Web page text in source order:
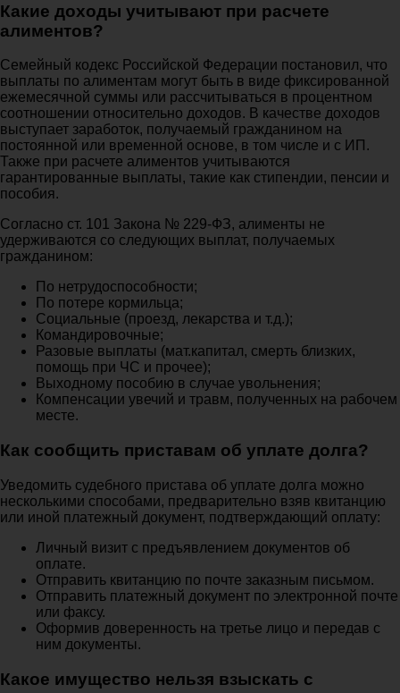
Какие доходы учитывают при расчете
алиментов?
Семейный кодекс Российской Федерации постановил, что
выплаты по алиментам могут быть в виде фиксированной
ежемесячной суммы или рассчитываться в процентном
соотношении относительно доходов. В качестве доходов
выступает заработок, получаемый гражданином на
постоянной или временной основе, в том числе и с ИП.
Также при расчете алиментов учитываются
гарантированные выплаты, такие как стипендии, пенсии и
пособия.
Согласно ст. 101 Закона № 229-ФЗ, алименты не
удерживаются со следующих выплат, получаемых
гражданином:
По нетрудоспособности;
По потере кормильца;
Социальные (проезд, лекарства и т.д.);
Командировочные;
Разовые выплаты (мат.капитал, смерть близких,
помощь при ЧС и прочее);
Выходному пособию в случае увольнения;
Компенсации увечий и травм, полученных на рабочем
месте.
Как сообщить приставам об уплате долга?
Уведомить судебного пристава об уплате долга можно
несколькими способами, предварительно взяв квитанцию
или иной платежный документ, подтверждающий оплату:
Личный визит с предъявлением документов об
оплате.
Отправить квитанцию по почте заказным письмом.
Отправить платежный документ по электронной почте
или факсу.
Оформив доверенность на третье лицо и передав с
ним документы.
Какое имущество нельзя взыскать с